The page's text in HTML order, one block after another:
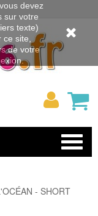
Mon
- SHORT
devez
sur votre
texte)
site,
de votre